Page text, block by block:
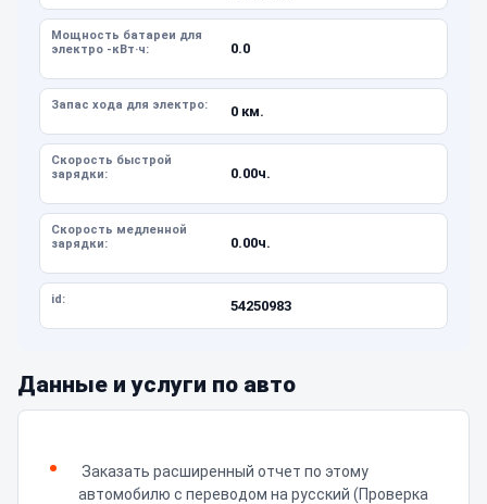
Мощность батареи для
электро -кВт·ч:
0.0
Запас хода для электро: 0 км.
Скорость быстрой
зарядки:
0.00ч.
Скорость медленной
зарядки:
0.00ч.
id: 54250983
Данные и услуги по авто
Заказать расширенный отчет по этому
автомобилю с переводом на русский (Проверка